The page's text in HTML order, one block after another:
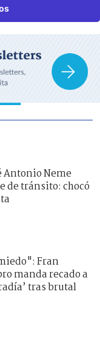
Antonio Neme
de tránsito: chocó
Fran
manda recado a
tras brutal